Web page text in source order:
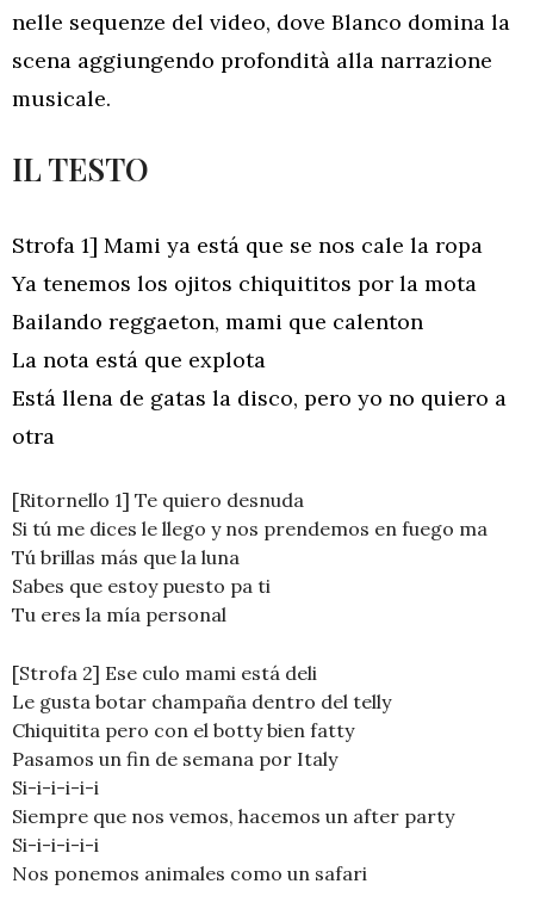
nelle sequenze del video, dove Blanco domina la
scena aggiungendo profondità alla narrazione
musicale.
IL TESTO
Strofa 1] Mami ya está que se nos cale la ropa
Ya tenemos los ojitos chiquititos por la mota
Bailando reggaeton, mami que calenton
La nota está que explota
Está llena de gatas la disco, pero yo no quiero a
otra
[Ritornello 1] Te quiero desnuda
Si tú me dices le llego y nos prendemos en fuego ma
Tú brillas más que la luna
Sabes que estoy puesto pa ti
Tu eres la mía personal
[Strofa 2] Ese culo mami está deli
Le gusta botar champaña dentro del telly
Chiquitita pero con el botty bien fatty
Pasamos un fin de semana por Italy
Si-i-i-i-i-i
Siempre que nos vemos, hacemos un after party
Si-i-i-i-i-i
Nos ponemos animales como un safari